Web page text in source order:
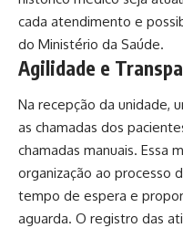
cada atendimento e
do Ministério da Saúde.
Agilidade e
Na recepção da unidade,
as chamadas dos
chamadas manuais. Essa
organização ao processo
tempo de espera e
aguarda. O registro das